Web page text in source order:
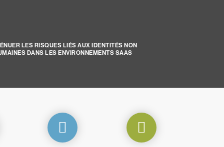
LES RISQUES LIÉS AUX IDENTITÉS NON
DANS LES ENVIRONNEMENTS SAAS